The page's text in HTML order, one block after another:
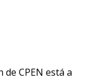
CPEN está a